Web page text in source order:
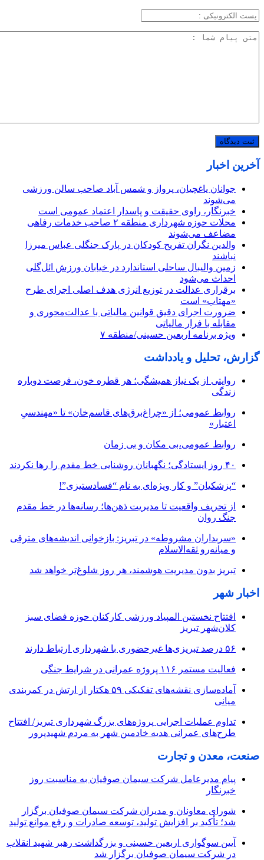
آخرین اخبار
جوانان یاغچیان، پرواز و شمس آباد صاحب سالن ورزشی
می‌شوند
خبرنگار، راوی حقیقت و پاسدار اعتماد عمومی است
محلات حوزه شهرداری منطقه ۲ صاحب خدمات رفاهی
مضاعف می‌شوند
والدین نگران تفریح کودکان در پارک جنگلی عباس میرزا
نباشند
زمین والیبال ساحلی استاندارد در خیابان ورزش ائل‌گلی
احداث می‌شود
برقراری عدالت در توزیع انرژی هدف اصلی اجرای طرح
«مهتاب» است
ضرورت اجرای دقیق قوانین مالیاتی با عدالت‌محوری و
مقابله با فرار مالیاتی
ویژه برنامه اربعین حسینی/منطقه ۷
گزارش، تحلیل و یادداشت
روایتی از یک نیاز همیشگی؛ هر قطره خون، فرصت دوباره
زندگی
روابط عمومی؛ از «چراغ‌برق‌های قاسم‌خان» تا «مهندسیِ
اعتبار»
روابط عمومی،بی مکان و بی زمان
۴۰ روز ایستادگی؛ نگهبانان روشنایی خط مقدم را رها نکردند
“پزشکیان” و کار ویژه‌ای به نام “فسادستیزی”!
از تحریف واقعیت تا مدیریت ذهن‌ها؛ رسانه‌ها در خط مقدم
جنگ روان
«سربداران مشروطه» در تبریز: بازخوانی اندیشه‌های مترقی
و میانه‌رو ثقه‌الاسلام
تبریز بدون مدیریت هوشمند، هر روز شلوغ‌تر خواهد شد
اخبار شهر
افتتاح نخستین المپیاد ورزشی کارکنان حوزه فضای سبز
کلان‌شهر تبریز
۵۶ درصد تبریزی‌ها غیرحضوری با شهرداری ارتباط دارند
فعالیت مستمر ۱۱۶ پروژه عمرانی در شرایط جنگی
آماده‌سازی نقشه‌های تفکیکی ۵۹ هکتار از ارتش در کمربندی
میانی
تداوم عملیات اجرایی پروژه‌های بزرگ شهرداری تبریز/ افتتاح
طرح‌های عمرانی هدیه خادمین شهر به مردم شهیدپرور
صنعت، معدن و تجارت
پیام مدیرعامل شرکت سیمان صوفیان به مناسبت روز
خبرنگار
شورای معاونان و مدیران شرکت سیمان صوفیان برگزار
شد؛ تأکید بر افزایش تولید، توسعه صادرات و رفع موانع تولید
آیین سوگواری اربعین حسینی و بزرگداشت رهبر شهید انقلاب
در شرکت سیمان صوفیان برگزار شد